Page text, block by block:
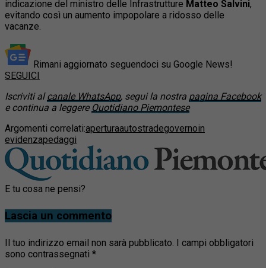
indicazione del ministro delle Infrastrutture Matteo Salvini,
evitando così un aumento impopolare a ridosso delle
vacanze.
Rimani aggiornato seguendoci su Google News!
SEGUICI
Iscriviti alcanale WhatsApp, segui la nostra pagina Facebook
e continua a leggere Quotidiano Piemontese
Argomenti correlati:aperturaautostradegovernoin
evidenzapedaggi
E tu cosa ne pensi?
Lascia un commento
Il tuo indirizzo email non sarà pubblicato. I campi obbligatori
sono contrassegnati *